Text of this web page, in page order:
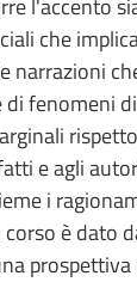
che
narrazioni
fenomeni
e agli
i
è dato